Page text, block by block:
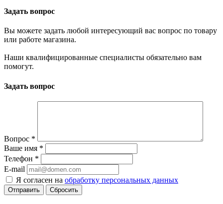
Задать вопрос
Вы можете задать любой интересующий вас вопрос по товару
или работе магазина.
Наши квалифицированные специалисты обязательно вам
помогут.
Задать вопрос
Вопрос *
Ваше имя *
Телефон *
E-mail
Я согласен на обработку персональных данных
Сбросить